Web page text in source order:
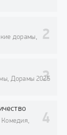
дорамы,
Дорамы 2025
Комедия,